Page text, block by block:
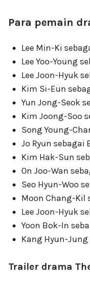
Para pemain
Lee Min-Ki
Lee Yoo-Young
Lee Joon-Hyuk
Kim Si-Eun
Yun Jong-Seok
Kim Joong-Soo
Song Young-
Jo Ryun sebagai
Kim Hak-Sun
On Joo-Wan
Seo Hyun-Woo
Moon Chang-Kil
Lee Joon-Hyuk
Yoon Bok-In
Kang Hyun-Jung
Trailer drama